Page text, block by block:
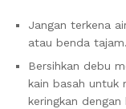
Jangan terkena
atau benda tajam.
Bersihkan debu
kain basah untuk
keringkan